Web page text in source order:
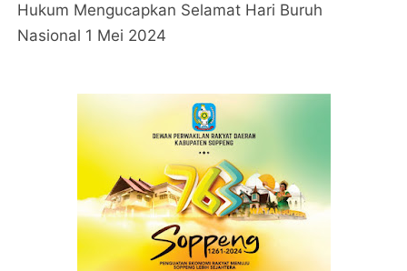
Hukum Mengucapkan Selamat Hari Buruh
Nasional 1 Mei 2024